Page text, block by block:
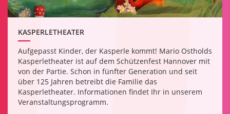
KASPERLETHEATER
Aufgepasst Kinder, der Kasperle kommt! Mario Ostholds
Kasperletheater ist auf dem Schützenfest Hannover mit
von der Partie. Schon in fünfter Generation und seit
über 125 Jahren betreibt die Familie das
Kasperletheater. Informationen findet Ihr in unserem
Veranstaltungsprogramm.